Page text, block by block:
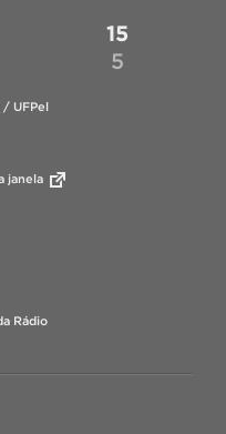
15
5
/ UFPel
janela
Rádio